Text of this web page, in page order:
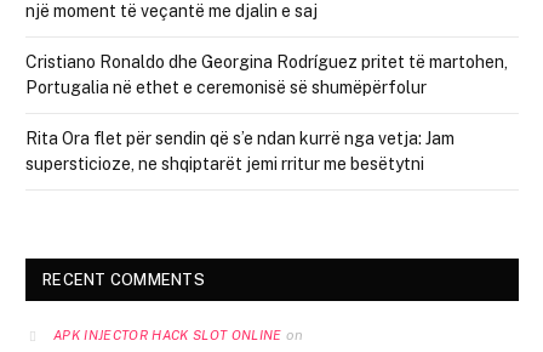
një moment të veçantë me djalin e saj
Cristiano Ronaldo dhe Georgina Rodríguez pritet të martohen,
Portugalia në ethet e ceremonisë së shumëpërfolur
Rita Ora flet për sendin që s’e ndan kurrë nga vetja: Jam
supersticioze, ne shqiptarët jemi rritur me besëtytni
RECENT COMMENTS
APK INJECTOR HACK SLOT ONLINE on